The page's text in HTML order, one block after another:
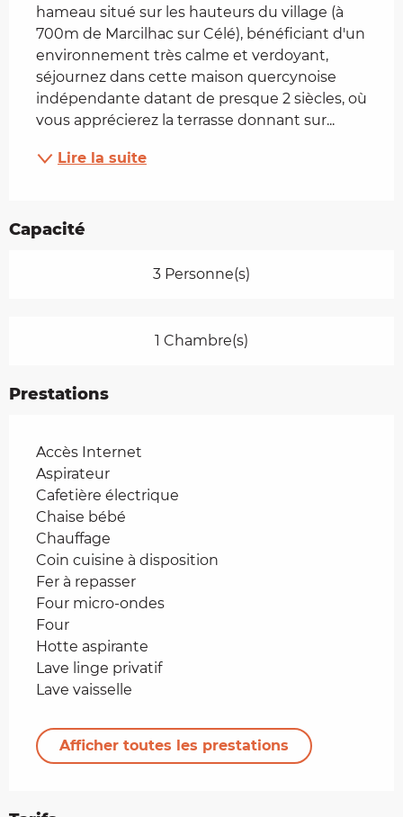
hameau situé sur les hauteurs du village (à
700m de Marcilhac sur Célé), bénéficiant d'un
environnement très calme et verdoyant,
séjournez dans cette maison quercynoise
indépendante datant de presque 2 siècles, où
vous apprécierez la terrasse donnant sur...
Lire la suite
Capacité
3 Personne(s)
1 Chambre(s)
Prestations
Accès Internet
Aspirateur
Cafetière électrique
Chaise bébé
Chauffage
Coin cuisine à disposition
Fer à repasser
Four micro-ondes
Four
Hotte aspirante
Lave linge privatif
Lave vaisselle
Afficher toutes les prestations